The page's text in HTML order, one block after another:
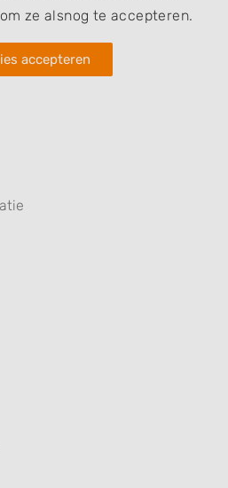
ze alsnog te accepteren.
accepteren